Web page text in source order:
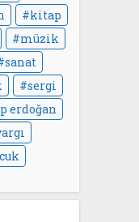
kitap
müzik
sanat
sergi
erdoğan